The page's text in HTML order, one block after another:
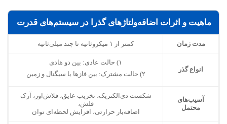
ماهیت و اثرات اضافه‌ولتاژهای گذرا در سیستم‌های قدرت
مدت زمان کمتر از ۱ میکروثانیه تا چند میلی‌ثانیه
انواع گذر
۱) حالت عادی: بین دو هادی
۲) حالت مشترک: بین فازها یا سیگنال و زمین
آسیب‌های
محتمل
شکست دی‌الکتریک، تخریب عایق، فلاش‌اور، آرک
فلش،
اضافه‌بار حرارتی، افزایش لحظه‌ای توان